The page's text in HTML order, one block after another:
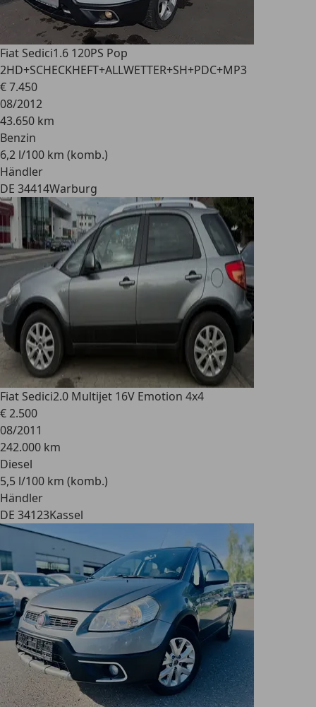
Fiat Sedici1.6 120PS Pop
2HD+SCHECKHEFT+ALLWETTER+SH+PDC+MP3
€ 7.450
08/2012
43.650 km
Benzin
6,2 l/100 km (komb.)
Händler
DE 34414Warburg
Fiat Sedici2.0 Multijet 16V Emotion 4x4
€ 2.500
08/2011
242.000 km
Diesel
5,5 l/100 km (komb.)
Händler
DE 34123Kassel